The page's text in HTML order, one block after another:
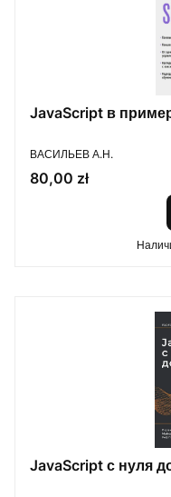
JavaScript в
ПРОИЗВОДИТЕЛЬ
ВАСИЛЬЕВ А.Н.
Цена
80,00 zł
JavaScript с нуля